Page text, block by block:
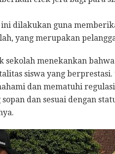
ini dilakukan guna
yang merupakan
sekolah menekankan
siswa yang
dan mematuhi
sopan dan sesuai dengan